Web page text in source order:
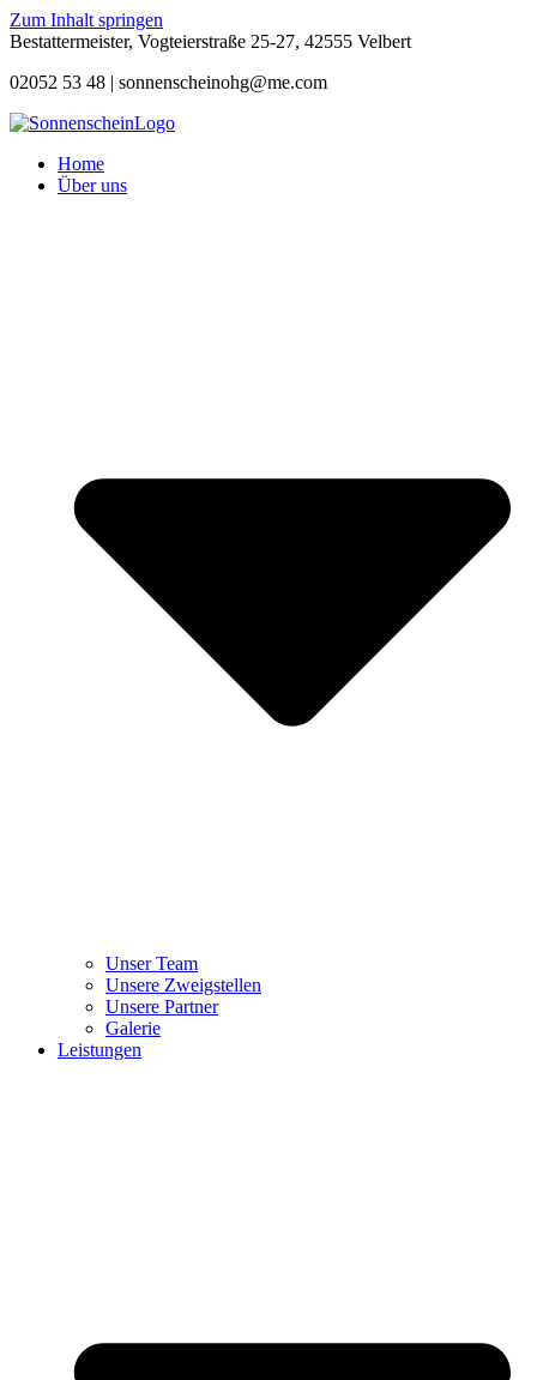
Zum Inhalt springen
Bestattermeister, Vogteierstraße 25-27, 42555 Velbert
02052 53 48 | sonnenscheinohg@me.com
Home
Über uns
Unser Team
Unsere Zweigstellen
Unsere Partner
Galerie
Leistungen